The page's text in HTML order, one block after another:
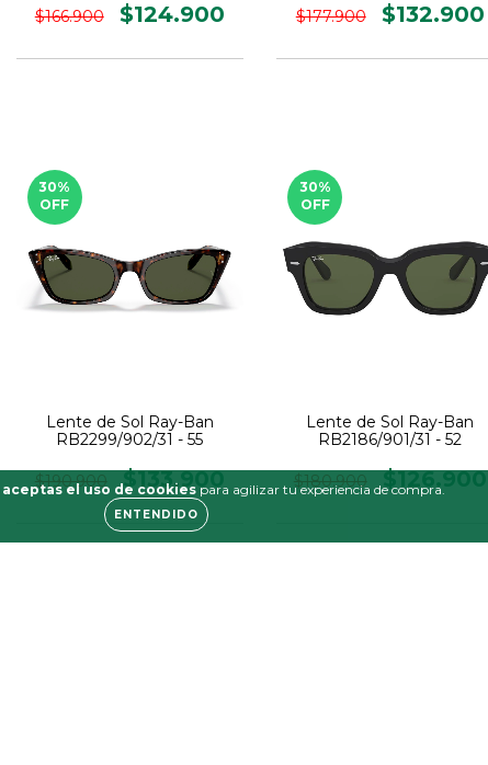
aceptas el uso de cookiespara agilizar tu experiencia de compra.
ENTENDIDO
$166.900 $124.900 $177.900 $132.900
30%
OFF
Lente de Sol Ray-Ban
RB2299/902/31 - 55
$190.900 $133.900
30%
OFF
Lente de Sol Ray-Ban
RB2186/901/31 - 52
$180.900 $126.900